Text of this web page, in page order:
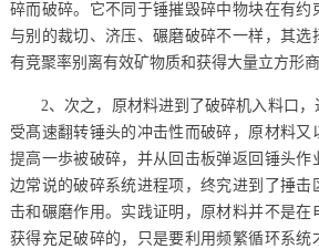
碎而破碎。它不同于锤摧毁碎中物块在有约
与别的裁切、济压、碾磨破碎不一样，其选
有竞聚率别离有效矿物质和获得大量立方形商
2、次之，原材料进到了破碎机入料口，
受髙速翻转锤头的冲击性而破碎，原材料又
提高一歩被破碎，并从回击板弹返回锤头作
边常说的破碎系统进程项，终究进到了捶击
击和碾磨作用。实践证明，原材料并不是在
获得充足破碎的，只是要利用频繁循环系统